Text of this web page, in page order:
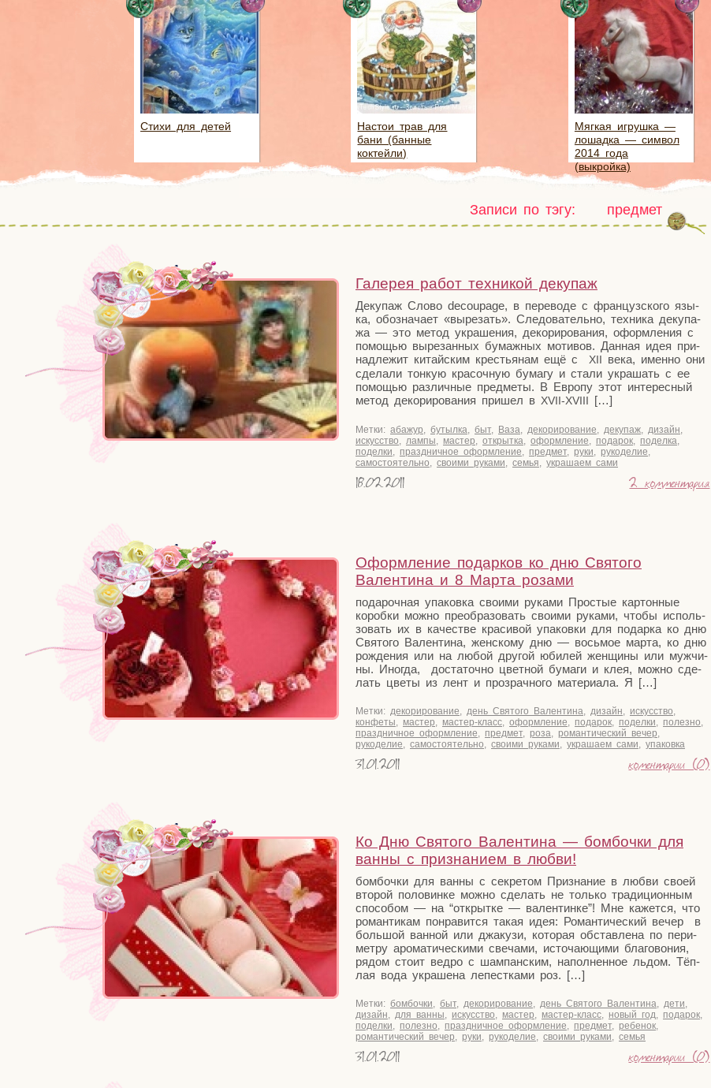
Стихи для детей
Настои трав для
бани (банные
коктейли)
Мягкая игрушка —
лошадка — символ
2014 года
(выкройка)
Записи по тэгу: предмет
Галерея работ техникой декупаж
Деку­паж Сло­во decoupage, в пере­во­де с фран­цуз­ско­го язы­
ка, обо­зна­ча­ет «выре­зать». Сле­до­ва­тель­но, тех­ни­ка деку­па­
жа — это метод укра­ше­ния, деко­ри­ро­ва­ния, оформ­ле­ния с
помо­щью выре­зан­ных бумаж­ных моти­вов. Дан­ная идея при­
над­ле­жит китай­ским кре­стья­нам ещё с XII
века, имен­но они
сде­ла­ли тон­кую кра­соч­ную бума­гу и ста­ли укра­шать с ее
помо­щью раз­лич­ные пред­ме­ты. В Евро­пу этот инте­рес­ный
метод деко­ри­ро­ва­ния при­шел в XVII-XVIII […]
Метки: абажур, бутылка, быт, Ваза, декорирование, декупаж, дизайн,
искусство, лампы, мастер, открытка, оформление, подарок, поделка,
поделки, праздничное оформление, предмет, руки, рукоделие,
самостоятельно, своими руками, семья, украшаем сами
18.02.2011 2 комментария
Оформление подарков ко дню Святого
Валентина и 8 Марта розами
пода­роч­ная упа­ков­ка сво­и­ми рука­ми Про­стые кар­тон­ные
короб­ки мож­но пре­об­ра­зо­вать сво­и­ми рука­ми, что­бы исполь­
зо­вать их в каче­стве кра­си­вой упа­ков­ки для подар­ка ко дню
Свя­то­го Вален­ти­на, жен­ско­му дню — вось­мое мар­та, ко дню
рож­де­ния или на любой дру­гой юби­лей жен­щи­ны или муж­чи­
ны. Ино­гда, доста­точ­но цвет­ной бума­ги и клея, мож­но сде­
лать цве­ты из лент и про­зрач­но­го мате­ри­а­ла. Я […]
Метки: декорирование, день Святого Валентина, дизайн, искусство,
конфеты, мастер, мастер-класс, оформление, подарок, поделки, полезно,
праздничное оформление, предмет, роза, романтический вечер,
рукоделие, самостоятельно, своими руками, украшаем сами, упаковка
31.01.2011 коментарии (0)
Ко Дню Святого Валентина — бомбочки для
ванны с признанием в любви!
бом­боч­ки для ван­ны с сек­ре­том При­зна­ние в люб­ви сво­ей
вто­рой поло­вин­ке мож­но сде­лать не толь­ко тра­ди­ци­он­ным
спо­со­бом — на “открыт­ке — вален­тин­ке”! Мне кажет­ся, что
роман­ти­кам понра­вит­ся такая идея: Роман­ти­че­ский вечер в
боль­шой ван­ной или джа­ку­зи, кото­рая обстав­ле­на по пери­
мет­ру аро­ма­ти­че­ски­ми све­ча­ми, исто­ча­ю­щи­ми бла­го­во­ния,
рядом сто­ит вед­ро с шам­пан­ским, напол­нен­ное льдом. Тёп­
лая вода укра­ше­на лепест­ка­ми роз. […]
Метки: бомбочки, быт, декорирование, день Святого Валентина, дети,
дизайн, для ванны, искусство, мастер, мастер-класс, новый год, подарок,
поделки, полезно, праздничное оформление, предмет, ребенок,
романтический вечер, руки, рукоделие, своими руками, семья
31.01.2011 коментарии (0)